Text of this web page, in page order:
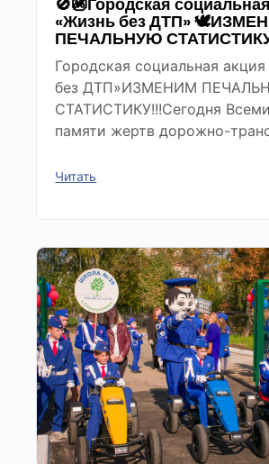
«Жизнь без ДТП»
ПЕЧАЛЬНУЮ
Городская социальная
без ДТП»ИЗМЕНИМ
СТАТИСТИКУ!!!Сегодня
памяти жертв дорожно-
Читать